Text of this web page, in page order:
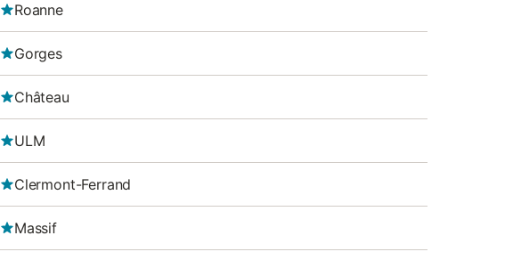
Roanne
Gorges
Château
ULM
Clermont-Ferrand
Massif